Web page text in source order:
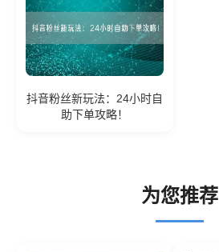
抖音粉丝新玩法：24小时自
助下单攻略！
为您推荐